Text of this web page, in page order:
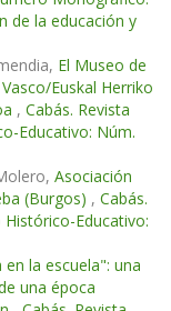
de la educación y
El Museo de
Euskal Herriko
, Cabás. Revista
Educativo: Núm.
Asociación
(Burgos) , Cabás.
Educativo:
en la escuela": una
una época